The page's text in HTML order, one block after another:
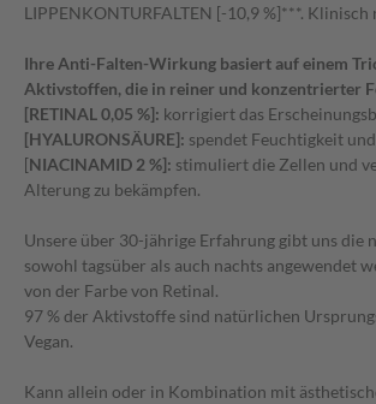
LIPPENKONTURFALTEN [-10,9 %]***.
Ihre Anti-Falten-Wirkung basiert auf einem
Aktivstoffen, die in reiner und konzentrierter
[RETINAL 0,05 %]: korrigiert das
[HYALURONSÄURE]: spendet Feuchtigkeit
[NIACINAMID 2 %]: stimuliert die Zellen und
Alterung zu bekämpfen.
Unsere über 30-jährige Erfahrung gibt uns die
sowohl tagsüber als auch nachts angewendet
von der Farbe von Retinal.
97 % der Aktivstoffe sind natürlichen
Vegan.
Kann allein oder in Kombination mit